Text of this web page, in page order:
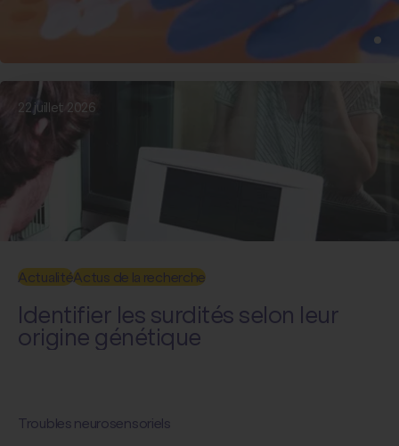
Identifier les surdités selon leur
origine génétique
ActualitéActus de la recherche
Troubles neurosensoriels
22 juillet 2026